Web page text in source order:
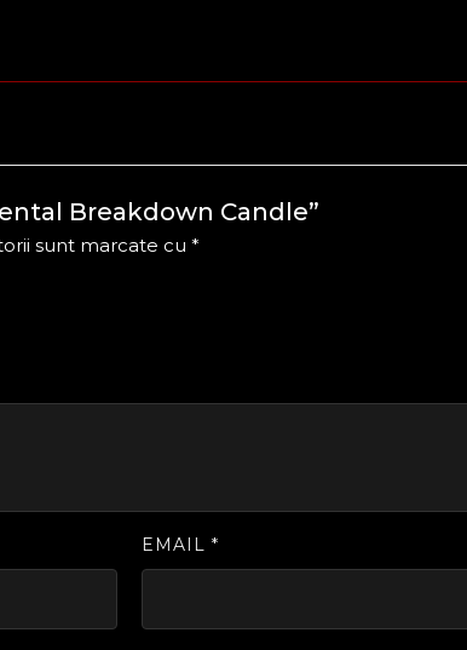
Breakdown Candle”
sunt marcate cu*
EMAIL*